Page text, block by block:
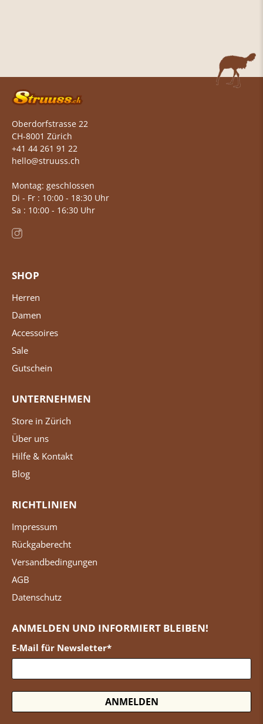
Oberdorfstrasse 22
CH-8001 Zürich
+41 44 261 91 22
hello@struuss.ch
Montag: geschlossen
Di - Fr : 10:00 - 18:30 Uhr
Sa : 10:00 - 16:30 Uhr
SHOP
Herren
Damen
Accessoires
Sale
Gutschein
UNTERNEHMEN
Store in Zürich
Über uns
Hilfe & Kontakt
Blog
RICHTLINIEN
Impressum
Rückgaberecht
Versandbedingungen
AGB
Datenschutz
ANMELDEN UND INFORMIERT BLEIBEN!
E-Mail für Newsletter*
ANMELDEN